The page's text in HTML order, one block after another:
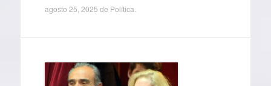
agosto 25, 2025 de Política